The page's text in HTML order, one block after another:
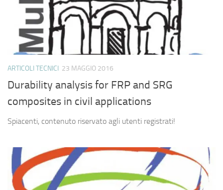
ARTICOLI TECNICI 23 MAGGIO 2016
Durability analysis for FRP and SRG
composites in civil applications
Spiacenti, contenuto riservato agli utenti registrati!